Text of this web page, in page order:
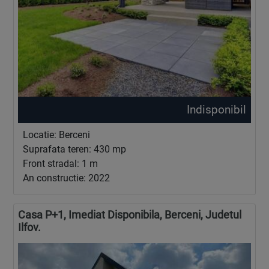
Indisponibil
Locatie: Berceni
Suprafata teren: 430 mp
Front stradal: 1 m
An constructie: 2022
Casa P+1, Imediat Disponibila, Berceni, Judetul
Ilfov.